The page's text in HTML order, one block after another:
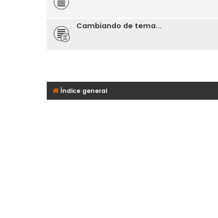
Cambiando de tema...
Índice general